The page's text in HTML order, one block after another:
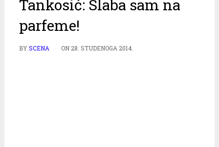
Tankosić: Slaba sam na
parfeme!
BYSCENA ON28. STUDENOGA 2014.